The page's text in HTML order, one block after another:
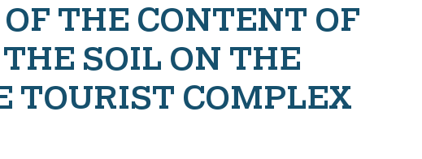
THE CONTENT OF
SOIL ON THE
TOURIST COMPLEX